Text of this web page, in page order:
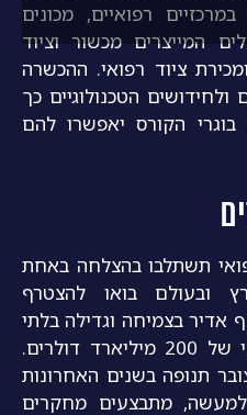
רפואיים, מכונים
המייצרים מכשור וציוד
ציוד רפואי. ההכשרה
הטכנולוגיים כך
בוגרי הקורס יאפשרו להם
תשתלבו בהצלחה באחת
ובעולם בואו להצטרף
אדיר בצמיחה וגדילה בלתי
פוסקת בעל נפח שוק עולמי של 200 מיליארד דולרים.
תנופה בשנים האחרונות
למעשה, מתבצעים מחקרים